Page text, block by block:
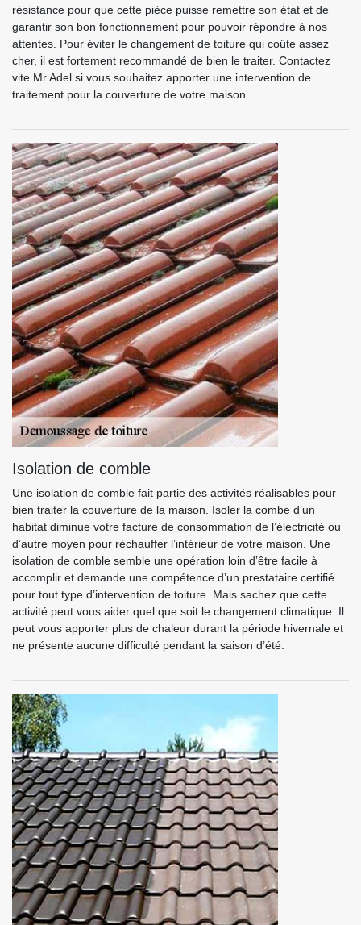
résistance pour que cette pièce puisse remettre son état et de
garantir son bon fonctionnement pour pouvoir répondre à nos
attentes. Pour éviter le changement de toiture qui coûte assez
cher, il est fortement recommandé de bien le traiter. Contactez
vite Mr Adel si vous souhaitez apporter une intervention de
traitement pour la couverture de votre maison.
Isolation de comble
Une isolation de comble fait partie des activités réalisables pour
bien traiter la couverture de la maison. Isoler la combe d’un
habitat diminue votre facture de consommation de l’électricité ou
d’autre moyen pour réchauffer l’intérieur de votre maison. Une
isolation de comble semble une opération loin d’être facile à
accomplir et demande une compétence d’un prestataire certifié
pour tout type d’intervention de toiture. Mais sachez que cette
activité peut vous aider quel que soit le changement climatique. Il
peut vous apporter plus de chaleur durant la période hivernale et
ne présente aucune difficulté pendant la saison d’été.